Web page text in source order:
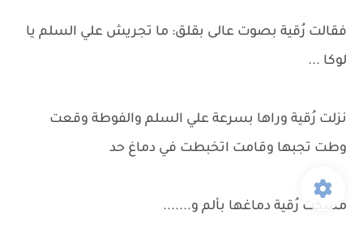
فقالت رُقية بصوت عالى بقلق: ما تجريش علي السلم يا
لوكا ...
نزلت رُقية وراها بسرعة علي السلم والفوطة وقعت
وطت تجبها وقامت اتخبطت في دماغ حد
مسكت رُقية دماغها بألم و.......